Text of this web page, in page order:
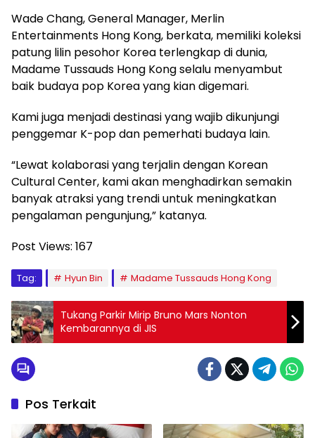
Wade Chang, General Manager, Merlin
Entertainments Hong Kong, berkata, memiliki koleksi
patung lilin pesohor Korea terlengkap di dunia,
Madame Tussauds Hong Kong selalu menyambut
baik budaya pop Korea yang kian digemari.
Kami juga menjadi destinasi yang wajib dikunjungi
penggemar K-pop dan pemerhati budaya lain.
“Lewat kolaborasi yang terjalin dengan Korean
Cultural Center, kami akan menghadirkan semakin
banyak atraksi yang trendi untuk meningkatkan
pengalaman pengunjung,” katanya.
Post Views: 167
Tag: Hyun Bin Madame Tussauds Hong Kong
Tukang Parkir Mirip Bruno Mars Nonton
Kembarannya di JIS
Pos Terkait